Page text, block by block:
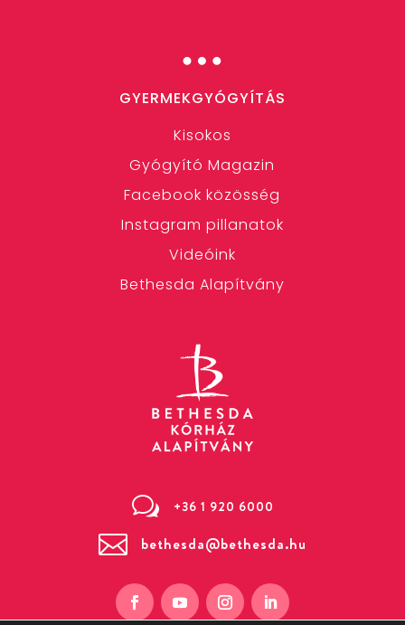
…
GYERMEKGYÓGYÍTÁS
Kisokos
Gyógyító Magazin
Facebook közösség
Instagram pillanatok
Videóink
Bethesda Alapítvány
w +36 1 920 6000
 bethesda@bethesda.hu